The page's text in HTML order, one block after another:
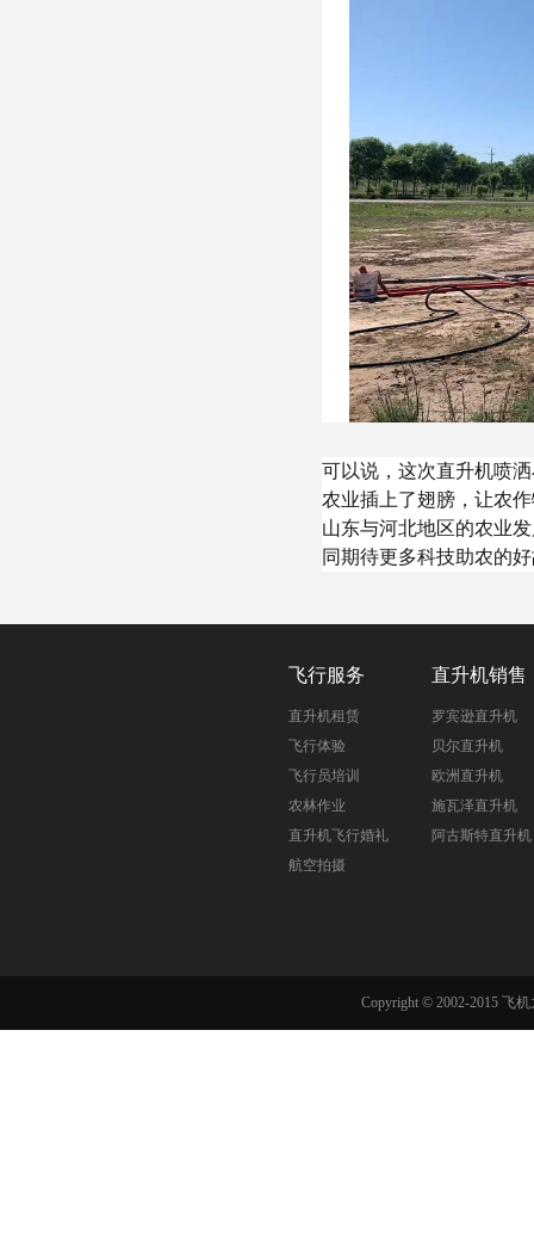
可以说，这次直升机喷
农业插上了翅膀，让农
山东与河北地区的农业
同期待更多科技助农的
飞行服务
直升机租赁
飞行体验
飞行员培训
农林作业
直升机飞行婚礼
航空拍摄
直升机销售
罗宾逊直升机
贝尔直升机
欧洲直升机
施瓦泽直升机
阿古斯特直升机
Copyright © 2002-2015 飞